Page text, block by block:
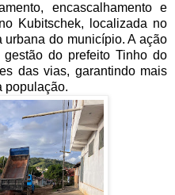
encascalhamento e
Kubitschek, localizada no
do município. A ação
do prefeito Tinho do
das vias, garantindo mais
população.